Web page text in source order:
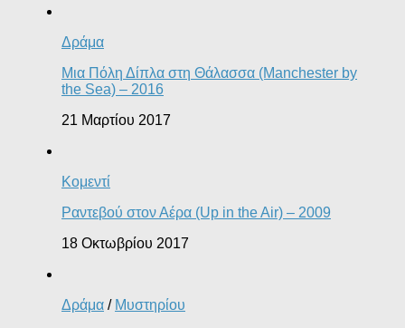
Δράμα
Μια Πόλη Δίπλα στη Θάλασσα (Manchester by
the Sea) – 2016
21 Μαρτίου 2017
Κομεντί
Ραντεβού στον Αέρα (Up in the Air) – 2009
18 Οκτωβρίου 2017
Δράμα / Μυστηρίου